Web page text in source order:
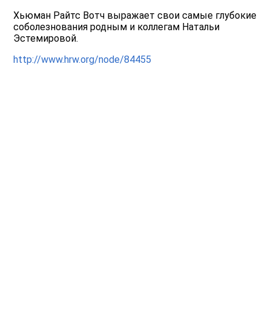
Хьюман Райтс Вотч выражает свои самые глубокие
соболезнования родным и коллегам Натальи
Эстемировой.
http://www.hrw.org/node/84455